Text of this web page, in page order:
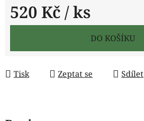
520 Kč / ks
Měrná cena:
DO KOŠÍKU
Tisk Zeptat se Sdílet